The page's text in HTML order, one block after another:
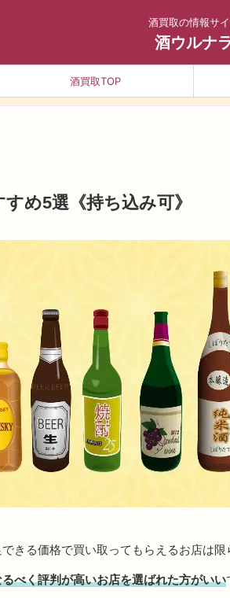
酒買取の情報サイ
酒ウルナ
酒買取TOP
め5選《持ち込み可》
きる価格で買い取ってもらえるお店は限
べく評判が高いお店を選ばれた方がいい